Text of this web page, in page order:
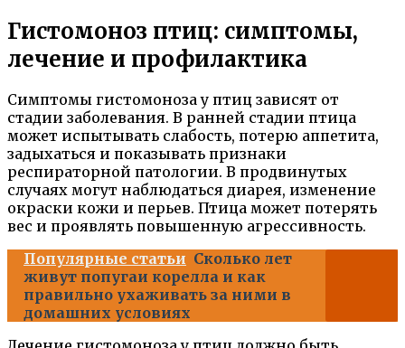
Гистомоноз птиц: симптомы,
лечение и профилактика
Симптомы гистомоноза у птиц зависят от
стадии заболевания. В ранней стадии птица
может испытывать слабость, потерю аппетита,
задыхаться и показывать признаки
респираторной патологии. В продвинутых
случаях могут наблюдаться диарея, изменение
окраски кожи и перьев. Птица может потерять
вес и проявлять повышенную агрессивность.
Популярные статьи Сколько лет
живут попугаи корелла и как
правильно ухаживать за ними в
домашних условиях